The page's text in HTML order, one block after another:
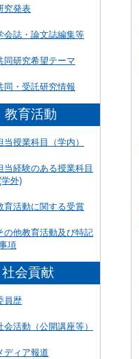
究発表
会誌・論文誌編集等
同研究希望テーマ
同・受託研究情報
教育活動
当授業科目（学内）
当経験のある授業科目
学外)
育活動に関する受賞
の他教育活動及び特記
項
社会貢献
員歴
会活動（公開講座等）
ディア報道